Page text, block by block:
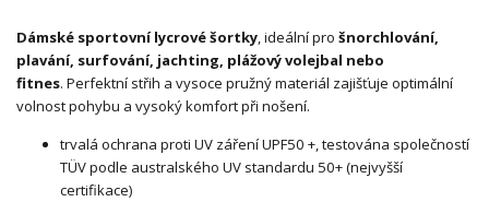
Dámské sportovní lycrové šortky, ideální pro šnorchlování,
plavání, surfování, jachting, plážový volejbal nebo
fitnes. Perfektní střih a vysoce pružný materiál zajišťuje optimální
volnost pohybu a vysoký komfort při nošení.
trvalá ochrana proti UV záření UPF50 +, testována společností
TÜV podle australského UV standardu 50+ (nejvyšší
certifikace)